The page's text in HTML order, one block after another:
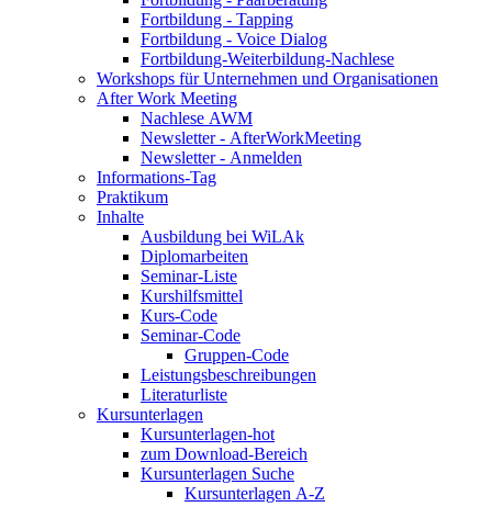
Fortbildung - Tapping
Fortbildung - Voice Dialog
Fortbildung-Weiterbildung-Nachlese
Workshops für Unternehmen und Organisationen
After Work Meeting
Nachlese AWM
Newsletter - AfterWorkMeeting
Newsletter - Anmelden
Informations-Tag
Praktikum
Inhalte
Ausbildung bei WiLAk
Diplomarbeiten
Seminar-Liste
Kurshilfsmittel
Kurs-Code
Seminar-Code
Gruppen-Code
Leistungsbeschreibungen
Literaturliste
Kursunterlagen
Kursunterlagen-hot
zum Download-Bereich
Kursunterlagen Suche
Kursunterlagen A-Z